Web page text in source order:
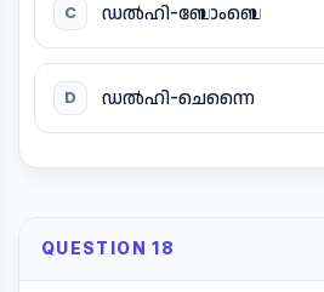
C ഡൽഹി-ബോംബെ
D ഡൽഹി-ചെന്നൈ
QUESTION 18